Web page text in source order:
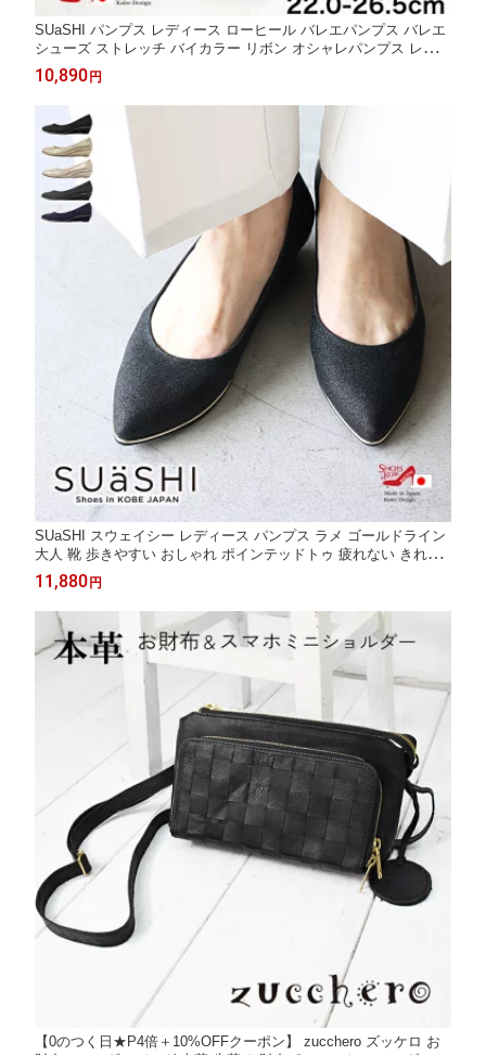
SUaSHI パンプス レディース ローヒール バレエパンプス バレエ
シューズ ストレッチ バイカラー リボン オシャレパンプス レイン
パンプス パンプスお洒落 ぺったんこ パンプスリボン 痛くない 疲
れない 大人可愛い オフィス 黒 防水 幅広 スアシ スウェイシー [F
OO-SN-R1632]
10,890円
SUaSHI スウェイシー レディース パンプス ラメ ゴールドライン
大人 靴 歩きやすい おしゃれ ポインテッドトゥ 疲れない きれい
め 女性靴 女性パンプス ポインテッドトゥパンプス ウエッジパン
プス パンプスウェッジソール ウエッジソールパンプス スアシ [F
OO-SN-R3030]
11,880円
【0のつく日★P4倍＋10%OFFクーポン】 zucchero ズッケロ お